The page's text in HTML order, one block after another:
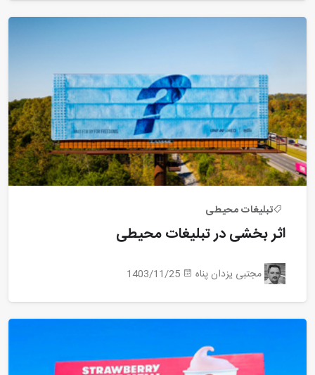
تبلیغات محیطی
اثر بخشی در تبلیغات محیطی
مجتبی یزدان پناه 1403/11/25